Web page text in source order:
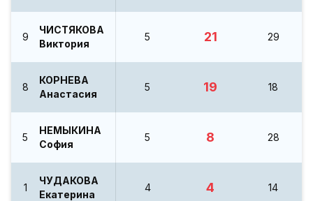
9
ЧИСТЯКОВА
Виктория
5 21 29
8
КОРНЕВА
Анастасия
5 19 18
5
НЕМЫКИНА
София
5 8 28
1
ЧУДАКОВА
Екатерина
4 4 14